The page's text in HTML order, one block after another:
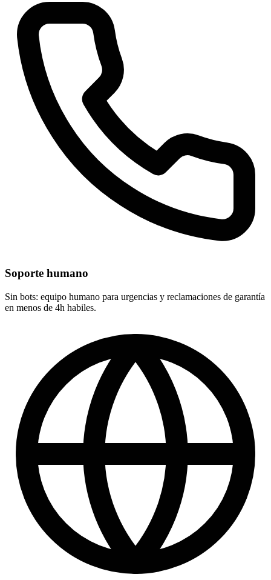
Soporte humano
Sin bots: equipo humano para urgencias y reclamaciones de garantía
en menos de 4h habiles.